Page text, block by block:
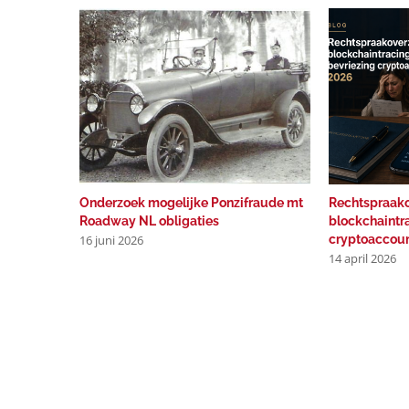
Onderzoek mogelijke Ponzifraude mt
Roadway NL obligaties
16 juni 2026
14 april 2026